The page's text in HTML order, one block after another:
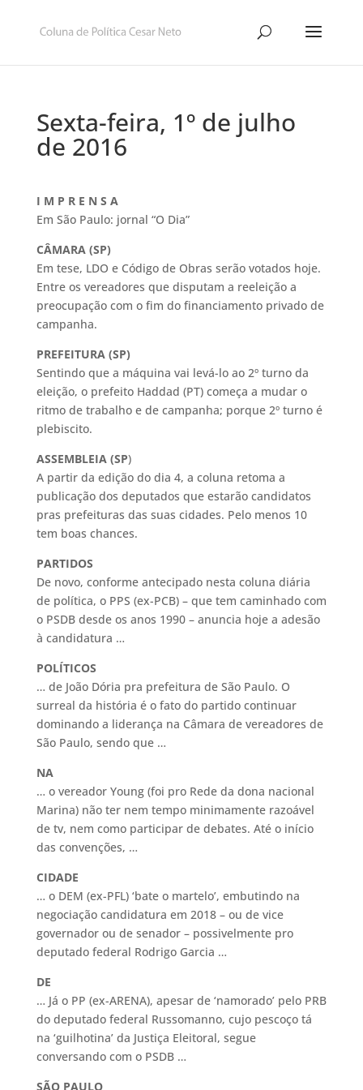
Sexta-feira, 1º de julho
de 2016
I M P R E N S A
Em São Paulo: jornal “O Dia”
CÂMARA (SP)
Em tese, LDO e Código de Obras serão votados hoje.
Entre os vereadores que disputam a reeleição a
preocupação com o fim do financiamento privado de
campanha.
PREFEITURA (SP)
Sentindo que a máquina vai levá-lo ao 2º turno da
eleição, o prefeito Haddad (PT) começa a mudar o
ritmo de trabalho e de campanha; porque 2º turno é
plebiscito.
ASSEMBLEIA (SP)
A partir da edição do dia 4, a coluna retoma a
publicação dos deputados que estarão candidatos
pras prefeituras das suas cidades. Pelo menos 10
tem boas chances.
PARTIDOS
De novo, conforme antecipado nesta coluna diária
de política, o PPS (ex-PCB) – que tem caminhado com
o PSDB desde os anos 1990 – anuncia hoje a adesão
à candidatura …
POLÍTICOS
… de João Dória pra prefeitura de São Paulo. O
surreal da história é o fato do partido continuar
dominando a liderança na Câmara de vereadores de
São Paulo, sendo que …
NA
… o vereador Young (foi pro Rede da dona nacional
Marina) não ter nem tempo minimamente razoável
de tv, nem como participar de debates. Até o início
das convenções, …
CIDADE
… o DEM (ex-PFL) ‘bate o martelo’, embutindo na
negociação candidatura em 2018 – ou de vice
governador ou de senador – possivelmente pro
deputado federal Rodrigo Garcia …
DE
… Já o PP (ex-ARENA), apesar de ‘namorado’ pelo PRB
do deputado federal Russomanno, cujo pescoço tá
na ‘guilhotina’ da Justiça Eleitoral, segue
conversando com o PSDB …
SÃO PAULO